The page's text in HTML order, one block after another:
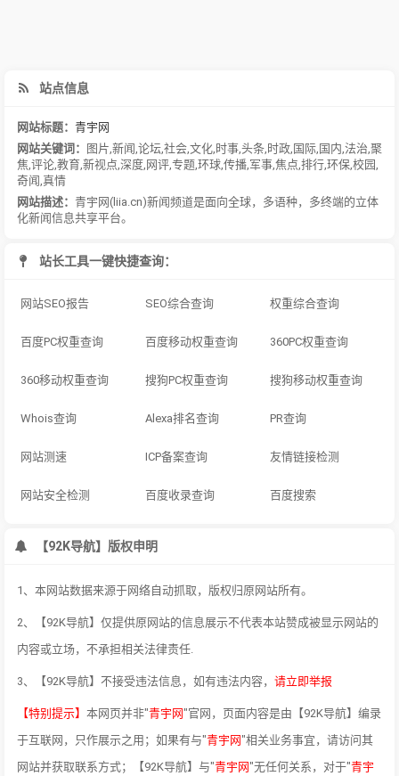
站点信息
网站标题： 青宇网
网站关键词：
图片 新闻 论坛 社会 文化 时事 头条 时政 国际 国内 法治 聚
焦 评论 教育 新视点 深度 网评 专题 环球 传播 军事 焦点 排行 环保 校园
奇闻 真情
网站描述： 青宇网(liia.cn)新闻频道是面向全球，多语种，多终端的立体
化新闻信息共享平台。
站长工具一键快捷查询：
网站SEO报告 SEO综合查询 权重综合查询
百度PC权重查询 百度移动权重查询 360PC权重查询
360移动权重查询 搜狗PC权重查询 搜狗移动权重查询
Whois查询 Alexa排名查询 PR查询
网站测速 ICP备案查询 友情链接检测
网站安全检测 百度收录查询 百度搜索
【92K导航】版权申明
1、本网站数据来源于网络自动抓取，版权归原网站所有。
2、【92K导航】仅提供原网站的信息展示不代表本站赞成被显示网站的
内容或立场，不承担相关法律责任.
3、【92K导航】不接受违法信息，如有违法内容， 请立即举报
【特别提示】 本网页并非"青宇网"官网，页面内容是由【92K导航】编录
于互联网，只作展示之用；如果有与"青宇网"相关业务事宜，请访问其
网站并获取联系方式；【92K导航】与"青宇网"无任何关系，对于"青宇